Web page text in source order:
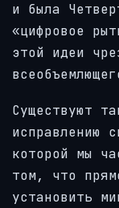
и была
«цифровое
этой идеи
Существуют
исправлению
которой мы
том, что
установить